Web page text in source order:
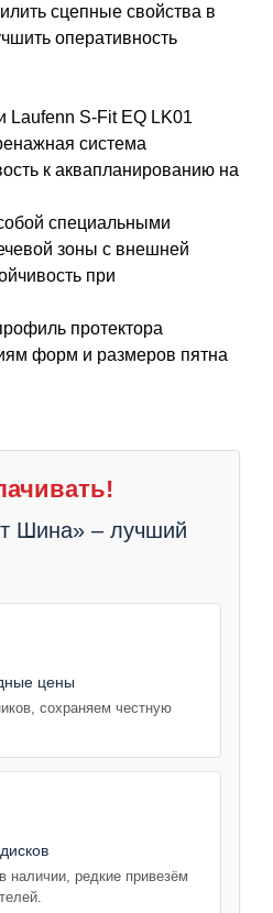
сцепные свойства в
оперативность
Laufenn S-Fit EQ LK01
система
к аквапланированию на
специальными
зоны с внешней
при
протектора
форм и размеров пятна
Шина» – лучший
цены
сохраняем честную
наличии, редкие привезём